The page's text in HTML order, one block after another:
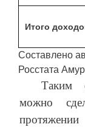
Итого
Составлено
Росстата
Таким
можно